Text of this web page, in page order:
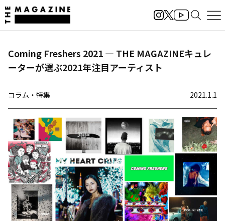
Coming Freshers 2021 ― THE MAGAZINEキュレ
ーターが選ぶ2021年注目アーティスト
コラム・特集 2021.1.1